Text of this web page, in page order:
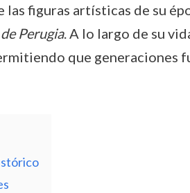
figuras artísticas de su
Perugia. A lo largo de su
que generaciones